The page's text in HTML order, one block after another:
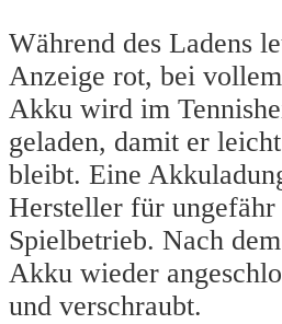
Während des Ladens
Anzeige rot, bei
Akku wird im
geladen, damit er
bleibt. Eine
Hersteller für
Spielbetrieb. Nach
Akku wieder
und verschraubt.